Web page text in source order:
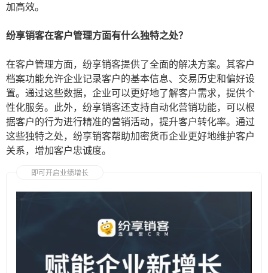
加高效。
纷享销客在客户管理方面有什么独特之处？
在客户管理方面，纷享销客提供了全面的解决方案。其客户
档案功能允许企业记录客户的基本信息、交易历史和偏好设
置。通过这些数据，企业可以更好地了解客户需求，提供个
性化服务。此外，纷享销客还支持自动化营销功能，可以根
据客户的行为进行精准的营销活动，提升客户转化率。通过
这些独特之处，纷享销客帮助加密货币企业更好地维护客户
关系，增加客户忠诚度。
即可开启业绩增长